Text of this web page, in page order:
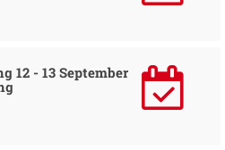
12 - 13 September